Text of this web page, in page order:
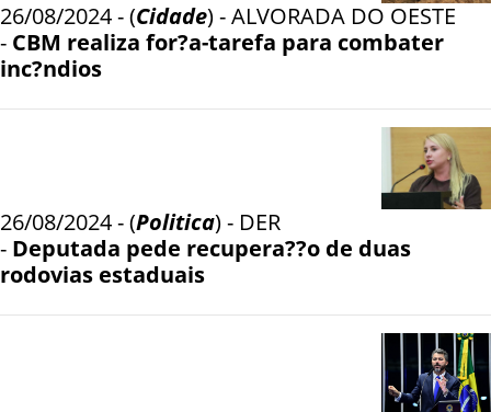
26/08/2024 - (Cidade) - ALVORADA DO OESTE
- CBM realiza for?a-tarefa para combater
inc?ndios
26/08/2024 - (Politica) - DER
- Deputada pede recupera??o de duas
rodovias estaduais